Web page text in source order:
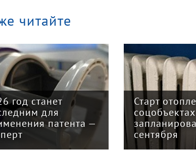
читайте
год станет
для
патента —
Старт
сентября